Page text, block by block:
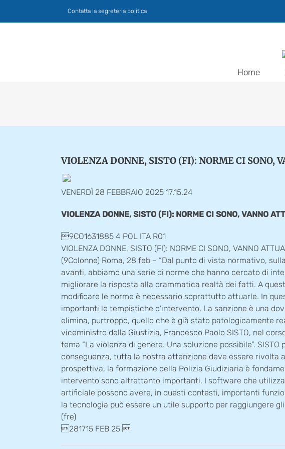
Contatta la segreteria politica
Home
VIOLENZA DONNE, SISTO (FI): NORME CI SONO,
VENERDÌ 28 FEBBRAIO 2025 17.15.24
VIOLENZA DONNE, SISTO (FI): NORME CI SONO, VANNO
9CO1631885 4 POL ITA R01
VIOLENZA DONNE, SISTO (FI): NORME CI SONO, VANNO
(9Colonne) Roma, 28 feb – “Dal punto di vista normativo,
avanti, abbiamo una serie di norme che hanno cercato di
migliorare la risposta alla drammatica realtà dei fatti. A
modificare le norme è necessario soprattutto attuarle. In
importanti le tempistiche d’intervento. La sanzione è una
elimina, purtroppo, quello che è già stato patologicamente
viceministro della Giustizia, Francesco Paolo SISTO, nel
tema “La violenza di genere. Una soluzione possibile”. SISTO
conseguenza, tutta la nostra attenzione deve essere rivolta
prospettiva, la formazione della Polizia Giudiziaria è
intervento sono altrettanto importanti. I software che
artificiale possono avere, in questi contesti, importanti
la tecnologia può essere un utile supporto per raggiungere gli
(fre)
281715 FEB 25 